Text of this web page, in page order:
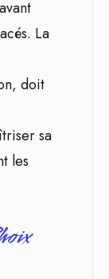
La
doit
sa
les